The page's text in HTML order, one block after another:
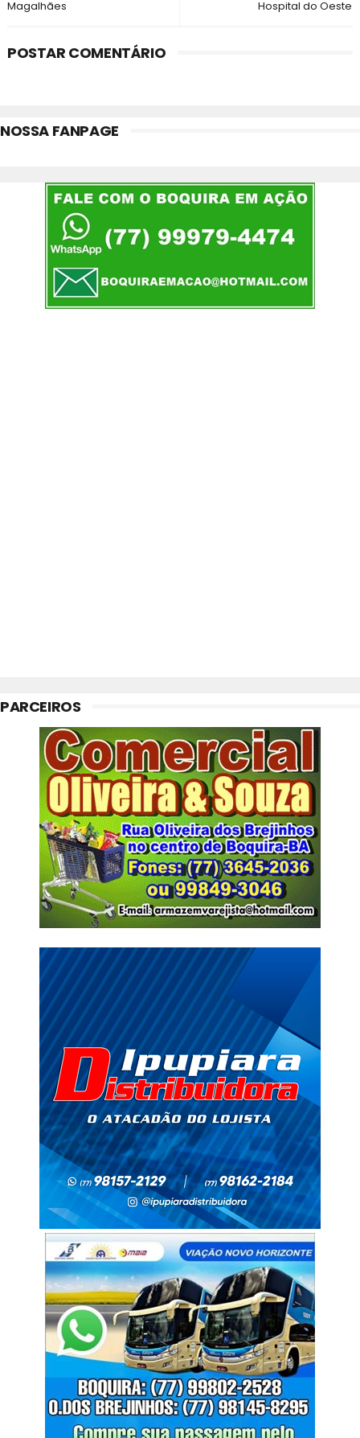
Hospital do Oeste
Magalhães
POSTAR COMENTÁRIO
NOSSA FANPAGE
PARCEIROS